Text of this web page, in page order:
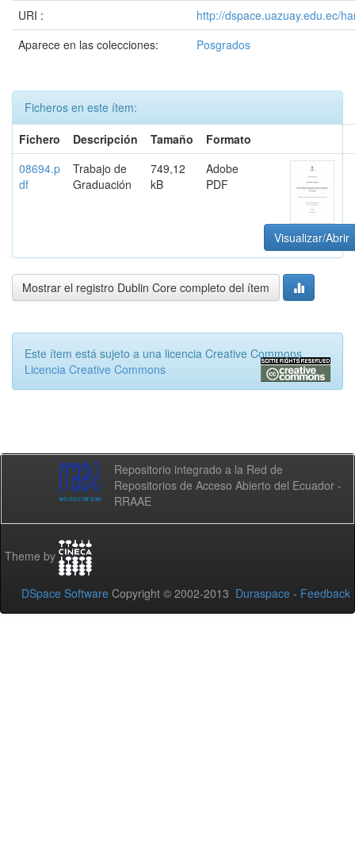
URI :
http://dspace.uazuay.edu.ec/
Aparece en las colecciones:
Posgrados
Ficheros en este ítem:
Fichero
Descripción Tamaño
Formato
08694.p
df
Trabajo de
Graduación
749,12
kB
Adobe
PDF
Visualizar/Abrir
Mostrar el registro Dublin Core completo del ítem
Este ítem está sujeto a una licencia Creative Commons
Licencia Creative Commons
Repositorio integrado a la Red de
Repositorios de Acceso Abierto del Ecuador -
RRAAE
Theme by
DSpace Software Copyright © 2002-2013 Duraspace - Feedback